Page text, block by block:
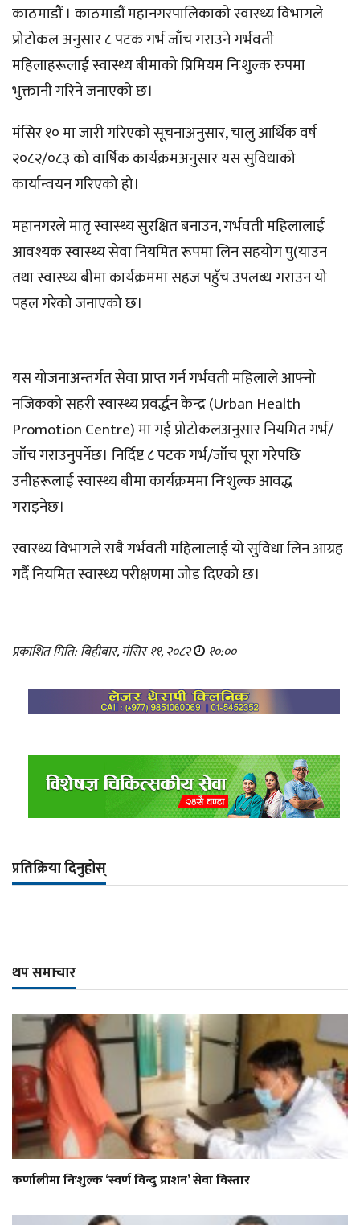
काठमाडौं । काठमाडौं महानगरपालिकाको स्वास्थ्य विभागले
प्रोटोकल अनुसार ८ पटक गर्भ जाँच गराउने गर्भवती
महिलाहरूलाई स्वास्थ्य बीमाको प्रिमियम निःशुल्क रुपमा
भुक्तानी गरिने जनाएको छ।
मंसिर १० मा जारी गरिएको सूचनाअनुसार, चालु आर्थिक वर्ष
२०८२/०८३ को वार्षिक कार्यक्रमअनुसार यस सुविधाको
कार्यान्वयन गरिएको हो।
महानगरले मातृ स्वास्थ्य सुरक्षित बनाउन, गर्भवती महिलालाई
आवश्यक स्वास्थ्य सेवा नियमित रूपमा लिन सहयोग पु(याउन
तथा स्वास्थ्य बीमा कार्यक्रममा सहज पहुँच उपलब्ध गराउन यो
पहल गरेको जनाएको छ।
यस योजनाअन्तर्गत सेवा प्राप्त गर्न गर्भवती महिलाले आफ्नो
नजिकको सहरी स्वास्थ्य प्रवर्द्धन केन्द्र (Urban Health
Promotion Centre) मा गई प्रोटोकलअनुसार नियमित गर्भ/
जाँच गराउनुपर्नेछ। निर्दिष्ट ८ पटक गर्भ/जाँच पूरा गरेपछि
उनीहरूलाई स्वास्थ्य बीमा कार्यक्रममा निःशुल्क आवद्ध
गराइनेछ।
स्वास्थ्य विभागले सबै गर्भवती महिलालाई यो सुविधा लिन आग्रह
गर्दै नियमित स्वास्थ्य परीक्षणमा जोड दिएको छ।
प्रकाशित मिति: बिहीबार, मंसिर ११, २०८२ १०:००
प्रतिक्रिया दिनुहोस्
थप समाचार
कर्णालीमा निःशुल्क ‘स्वर्ण विन्दु प्राशन’ सेवा विस्तार